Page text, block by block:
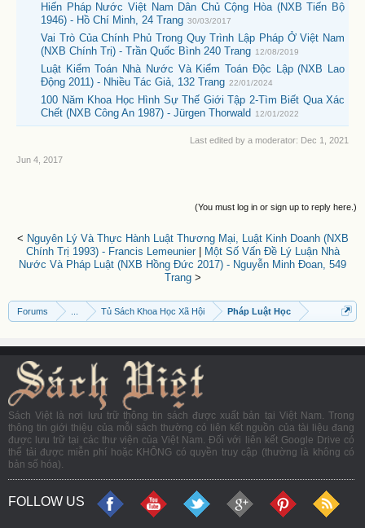
Hiến Pháp Nước Việt Nam Dân Chủ Cộng Hòa (NXB Tiến Bộ
1946) - Hồ Chí Minh, 24 Trang 30/03/2017
Vai Trò Của Chính Phủ Trong Quy Trình Lập Pháp Ở Việt Nam
(NXB Chính Trị) - Trần Quốc Bình 240 Trang 12/08/2019
Luật Kiểm Toán Nhà Nước Và Kiểm Toán Độc Lập (NXB Lao
Động 2011) - Nhiều Tác Giả, 132 Trang 22/01/2024
100 Năm Khoa Học Hình Sự Thế Giới Tập 2-Tìm Biết Qua Xác
Chết (NXB Công An 1987) - Jürgen Thorwald
12/01/2022
Last edited by a moderator: Dec 1, 2021
Jun 4, 2017
(You must log in or sign up to reply here.)
< Nguyên Lý Và Thực Hành Luật Thương Mại, Luật Kinh Doanh (NXB
Chính Trị 1993) - Francis Lemeunier|
Một Số Vấn Đề Lý Luận Nhà
Nước Và Pháp Luật (NXB Hồng Đức 2017) - Nguyễn Minh Đoan, 549
Trang>
Forums Tủ Sách Khoa Học Xã Hội Pháp Luật Học
Sách Việt là nơi lưu trữ thông tin sách được xuất bản tại Việt Nam. Trong
thông tin giới thiệu của mỗi sách thường có liên kết nguồn của tài liệu đang
được lưu trữ tại các thư viện của Việt Nam. Đối với liên kết Google Drive có
thể tải được miễn phí hoặc KHÔNG có quyền truy cập (thường là không có
bản số hóa).
FOLLOW US